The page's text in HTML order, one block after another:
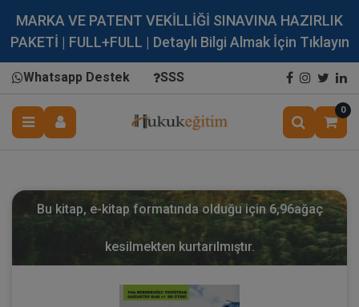
MARKA VE PATENT VEKİLLİĞİ SINAVINA HAZIRLIK
PAKETİ | FULL+FULL | Detaylı Bilgi Almak İçin Tıklayın
Whatsapp Destek SSS
0
Bu kitap, e-kitap formatında olduğu için 6,96ağaç
kesilmekten kurtarılmıştır.